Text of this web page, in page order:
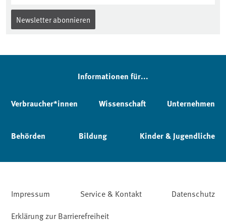
Newsletter abonnieren
Informationen für...
Verbraucher*innen Wissenschaft Unternehmen
Behörden Bildung Kinder & Jugendliche
Impressum Service & Kontakt
Datenschutz
Erklärung zur Barrierefreiheit